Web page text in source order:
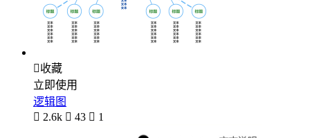
收藏
立即使用
逻辑图
 2.6k  43  1